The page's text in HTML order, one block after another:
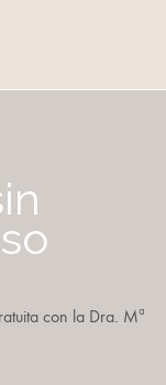
con la Dra. Mª